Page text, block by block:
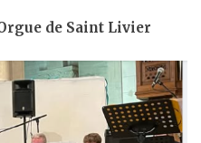
de Saint Livier